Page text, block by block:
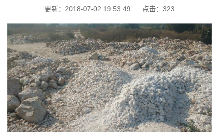
更新：2018-07-02 19:53:49 点击： 323